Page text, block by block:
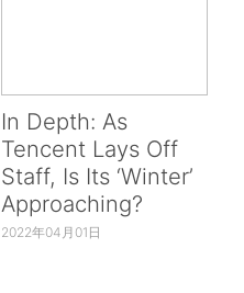
In Depth: As
Tencent Lays Off
Staff, Is Its ‘Winter’
Approaching?
2022年04月01日